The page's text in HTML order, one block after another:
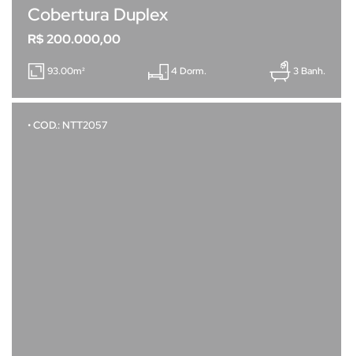
Cobertura Duplex
R$ 200.000,00
93.00m² 4 Dorm. 3 Banh.
• COD.: NTT2057